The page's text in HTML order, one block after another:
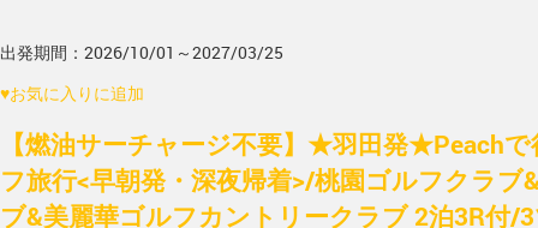
出発期間：2026/10/01～2027/03/25
♥お気に入りに追加
【燃油サーチャージ不要】★羽田発★Peach
フ旅行<早朝発・深夜帰着>/桃園ゴルフクラブ
ブ&美麗華ゴルフカントリークラブ 2泊3R付/